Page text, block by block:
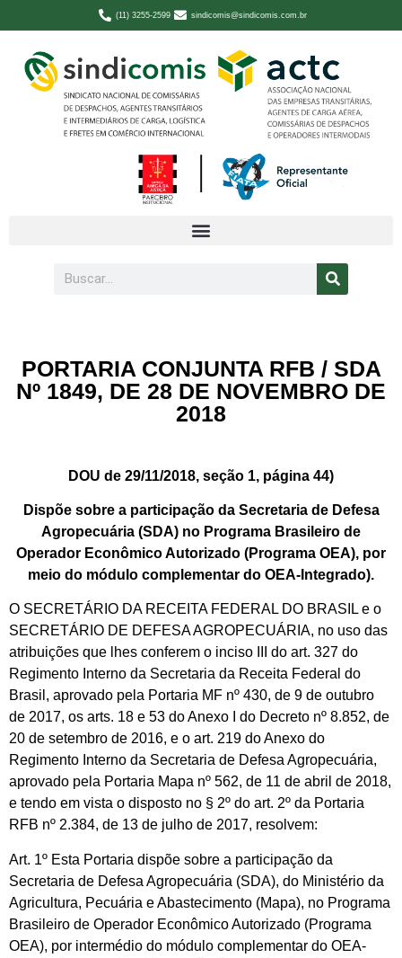
(11) 3255-2599 sindicomis@sindicomis.com.br
PORTARIA CONJUNTA RFB / SDA
Nº 1849, DE 28 DE NOVEMBRO DE
2018
DOU de 29/11/2018, seção 1, página 44)
Dispõe sobre a participação da Secretaria de Defesa
Agropecuária (SDA) no Programa Brasileiro de
Operador Econômico Autorizado (Programa OEA), por
meio do módulo complementar do OEA-Integrado).
O SECRETÁRIO DA RECEITA FEDERAL DO BRASIL e o
SECRETÁRIO DE DEFESA AGROPECUÁRIA, no uso das
atribuições que lhes conferem o inciso III do art. 327 do
Regimento Interno da Secretaria da Receita Federal do
Brasil, aprovado pela Portaria MF nº 430, de 9 de outubro
de 2017, os arts. 18 e 53 do Anexo I do Decreto nº 8.852, de
20 de setembro de 2016, e o art. 219 do Anexo do
Regimento Interno da Secretaria de Defesa Agropecuária,
aprovado pela Portaria Mapa nº 562, de 11 de abril de 2018,
e tendo em vista o disposto no § 2º do art. 2º da Portaria
RFB nº 2.384, de 13 de julho de 2017, resolvem:
Art. 1º Esta Portaria dispõe sobre a participação da
Secretaria de Defesa Agropecuária (SDA), do Ministério da
Agricultura, Pecuária e Abastecimento (Mapa), no Programa
Brasileiro de Operador Econômico Autorizado (Programa
OEA), por intermédio do módulo complementar do OEA-